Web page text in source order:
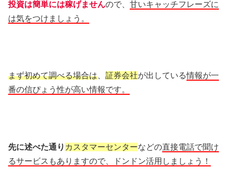
投資は簡単には稼げませんので、 甘いキャッチフレーズに
は気をつけましょう。
まず初めて調べる場合は、 証券会社が出している情報が一
番の信ぴょう性が高い情報です。
先に述べた通り カスタマーセンターなどの直接電話で聞け
るサービスもありますので、ドンドン活用しましょう！